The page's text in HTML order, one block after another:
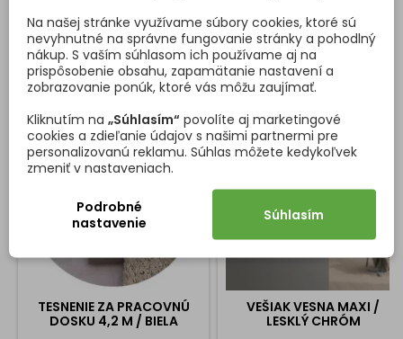
ZÁKAZNÍCI, KTORÍ SI KÚPILI TENTO PRODUKT, KÚPILI
TIEŽ:
TESNENIE ZA PRACOVNÚ
DOSKU 4,2 M / BIELA
VEŠIAK VESNA MAXI /
LESKLÝ CHRÓM
Na našej stránke využívame súbory cookies, ktoré sú
nevyhnutné na správne fungovanie stránky a pohodlný
nákup. S vaším súhlasom ich používame aj na
prispôsobenie obsahu, zapamätanie nastavení a
zobrazovanie ponúk, ktoré vás môžu zaujímať.
Kliknutím na „Súhlasím“ povolíte aj marketingové
cookies a zdieľanie údajov s našimi partnermi pre
personalizovanú reklamu. Súhlas môžete kedykoľvek
zmeniť v nastaveniach.
Podrobné
nastavenie
Súhlasím